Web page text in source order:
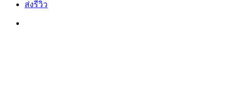
ส่งรีวิว